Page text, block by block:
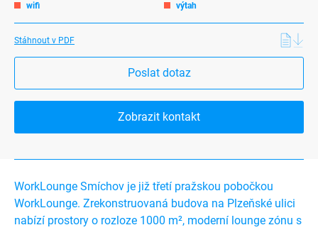
wifi výtah
Stáhnout v PDF
Poslat dotaz
Zobrazit kontakt
WorkLounge Smíchov je již třetí pražskou pobočkou
WorkLounge. Zrekonstruovaná budova na Plzeňské ulici
nabízí prostory o rozloze 1000 m², moderní lounge zónu s